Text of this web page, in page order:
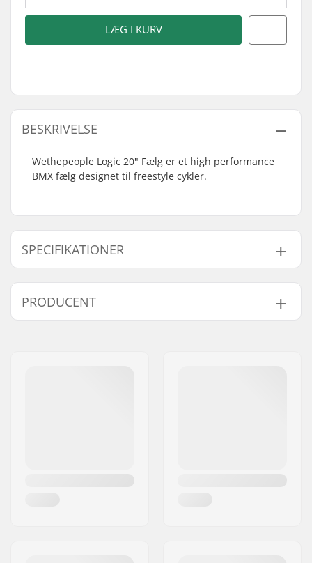
LÆG I KURV
BESKRIVELSE
Wethepeople Logic 20" Fælg er et high performance
BMX fælg designet til freestyle cykler.
SPECIFIKATIONER
Hjuldiameter:
20"
Antal eger:
BMX Fælg type:
Dobbeltbundet fælg
PRODUCENT